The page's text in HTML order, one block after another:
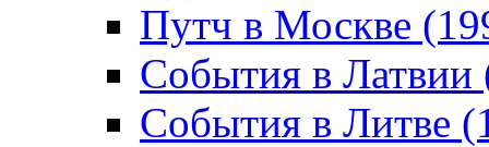
Путч в Москве
События в Латвии
События в Литве